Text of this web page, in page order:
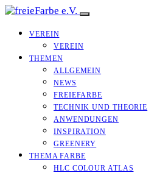
VEREIN
VEREIN
THEMEN
ALLGEMEIN
NEWS
FREIEFARBE
TECHNIK UND THEORIE
ANWENDUNGEN
INSPIRATION
GREENERY
THEMA FARBE
HLC COLOUR ATLAS